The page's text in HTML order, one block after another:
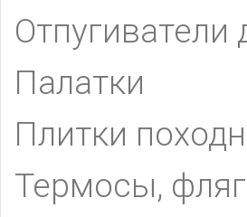
Палатки
Плитки
Термосы,